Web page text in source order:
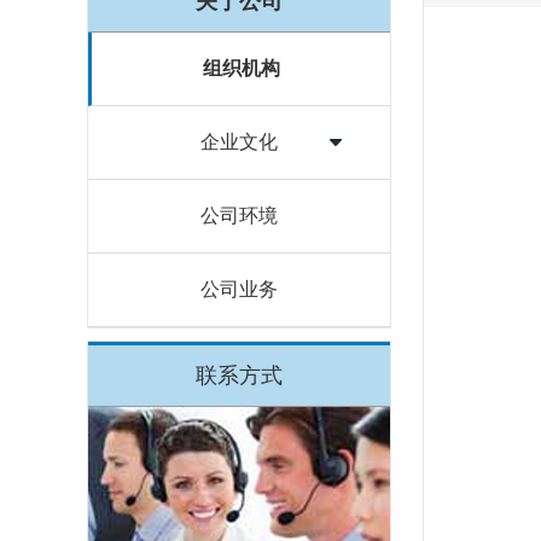
组织机构
企业文化
公司环境
公司业务
联系方式